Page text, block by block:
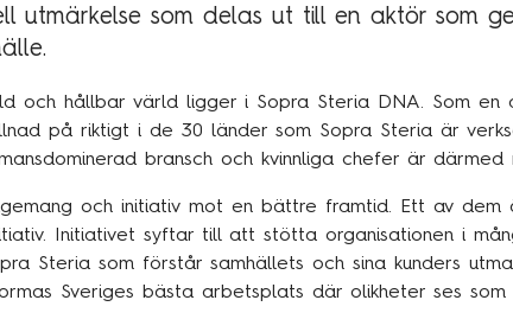
utmärkelse som delas ut till en aktör som
och hållbar värld ligger i Sopra Steria DNA. Som en
på riktigt i de 30 länder som Sopra Steria är
bransch och kvinnliga chefer är därmed
och initiativ mot en bättre framtid. Ett av
Initiativet syftar till att stötta organisationen i
Steria som förstår samhällets och sina kunders
Sveriges bästa arbetsplats där olikheter ses